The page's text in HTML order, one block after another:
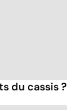
du cassis ?